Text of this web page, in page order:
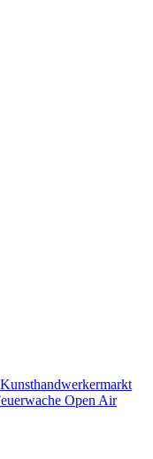
Kunsthandwerkermarkt
Open Air